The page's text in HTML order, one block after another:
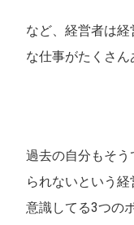
など、経営者は
な仕事がたくさん
過去の自分もそ
られないという
意識してる3つの